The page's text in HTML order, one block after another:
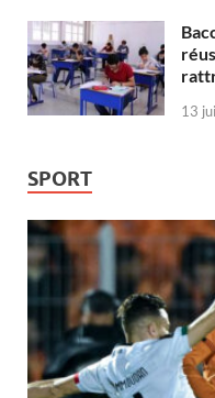
13
SPORT